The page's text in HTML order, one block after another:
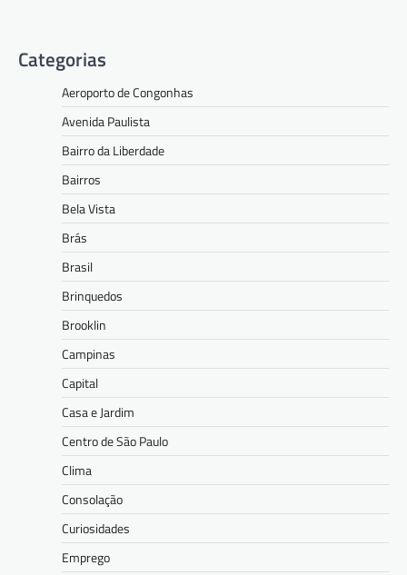
Categorias
Aeroporto de Congonhas
Avenida Paulista
Bairro da Liberdade
Bairros
Bela Vista
Brás
Brasil
Brinquedos
Brooklin
Campinas
Capital
Casa e Jardim
Centro de São Paulo
Clima
Consolação
Curiosidades
Emprego